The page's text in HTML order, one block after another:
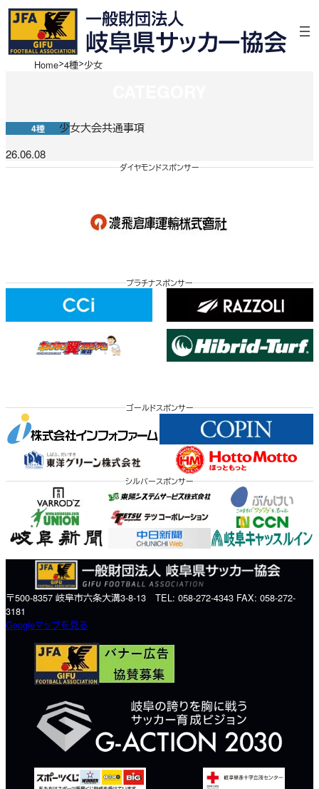
Home 4種 少女
4種
26.06.08
少女大会共通事項
ダイヤモンドスポンサー
プラチナスポンサー
ゴールドスポンサー
シルバースポンサー
〒500-8357 岐阜市六条大溝3-8-13 TEL: 058-272-4343 FAX: 058-272-
3181
Googleマップを見る